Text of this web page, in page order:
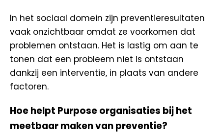
In het sociaal domein zijn preventieresultaten
vaak onzichtbaar omdat ze voorkomen dat
problemen ontstaan. Het is lastig om aan te
tonen dat een probleem niet is ontstaan
dankzij een interventie, in plaats van andere
factoren.
Hoe helpt Purpose organisaties bij het
meetbaar maken van preventie?